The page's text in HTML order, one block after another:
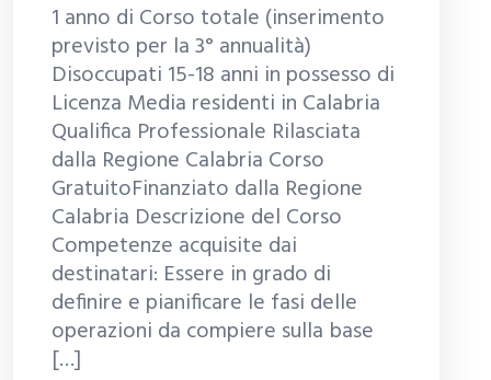
1 anno di Corso totale (inserimento
previsto per la 3° annualità)
Disoccupati 15-18 anni in possesso di
Licenza Media residenti in Calabria
Qualifica Professionale Rilasciata
dalla Regione Calabria Corso
GratuitoFinanziato dalla Regione
Calabria Descrizione del Corso
Competenze acquisite dai
destinatari: Essere in grado di
definire e pianificare le fasi delle
operazioni da compiere sulla base
[…]